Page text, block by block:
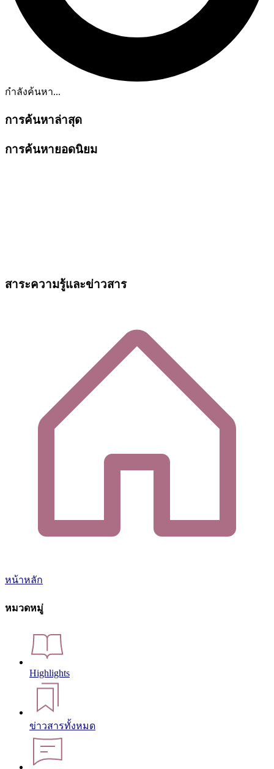
กำลังค้นหา...
การค้นหาล่าสุด
การค้นหายอดนิยม
สาระความรู้และข่าวสาร
หน้าหลัก
หมวดหมู่
Highlights
ข่าวสารทั้งหมด